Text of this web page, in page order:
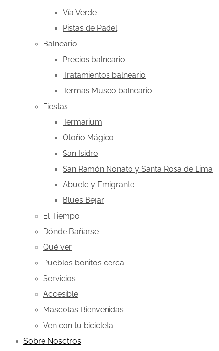
Vía Verde
Pistas de Padel
Balneario
Precios balneario
Tratamientos balneario
Termas Museo balneario
Fiestas
Termarium
Otoño Mágico
San Isidro
San Ramón Nonato y Santa Rosa de Lima
Abuelo y Emigrante
Blues Bejar
El Tiempo
Dónde Bañarse
Qué ver
Pueblos bonitos cerca
Servicios
Accesible
Mascotas Bienvenidas
Ven con tu bicicleta
Sobre Nosotros